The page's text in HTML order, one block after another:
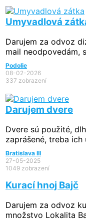
Umyvadlová
Darujem za odvoz
mail neodpovedám,
Podolie
08-02-2026
337 zobrazení
Darujem dvere
Dvere sú použité,
zaprášené, treba ich
Bratislava III
27-05-2025
1049 zobrazení
Kurací hnoj Bajč
Darujem za odvoz
množstvo Lokalita